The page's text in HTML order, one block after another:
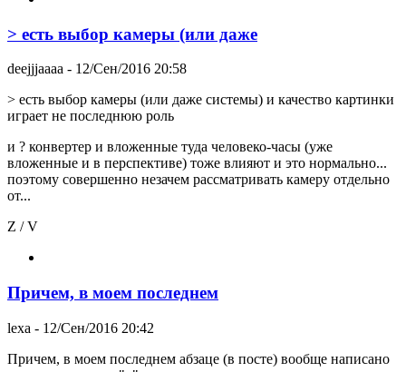
> есть выбор камеры (или даже
deejjjaaaa - 12/Сен/2016 20:58
> есть выбор камеры (или даже системы) и качество картинки
играет не последнюю роль
и ? конвертер и вложенные туда человеко-часы (уже
вложенные и в перспективе) тоже влияют и это нормально...
поэтому совершенно незачем рассматривать камеру отдельно
от...
Z / V
Причем, в моем последнем
lexa - 12/Сен/2016 20:42
Причем, в моем последнем абзаце (в посте) вообще написано